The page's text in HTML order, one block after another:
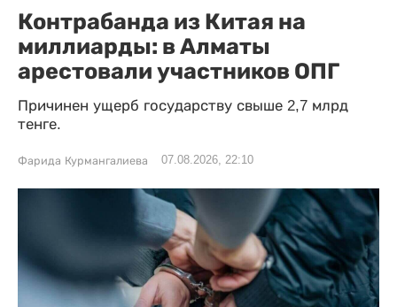
Контрабанда из Китая на
миллиарды: в Алматы
арестовали участников ОПГ
Причинен ущерб государству свыше 2,7 млрд
тенге.
Фарида Курмангалиева 07.08.2026, 22:10